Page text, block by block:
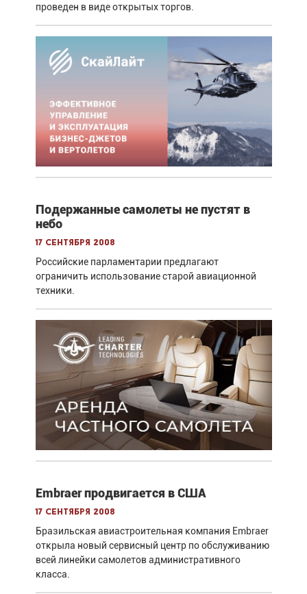
проведен в виде открытых торгов.
Подержанные самолеты не пустят в
небо
17 сентября 2008
Российские парламентарии предлагают
ограничить использование старой авиационной
техники.
Embraer продвигается в США
17 сентября 2008
Бразильская авиастроительная компания Embraer
открыла новый сервисный центр по обслуживанию
всей линейки самолетов административного
класса.